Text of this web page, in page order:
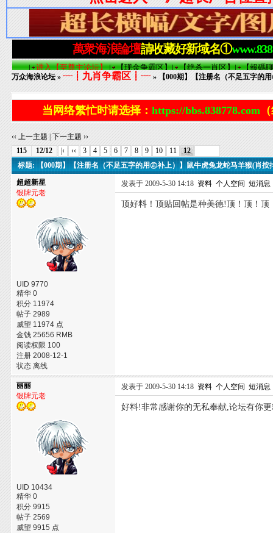
万众海浪论坛 »┈┋九肖争霸区┋┈» 【000期】【注册名（不足五字的
当网络繁忙时请选择： https://bbs.838778.com
‹‹ 上一主题 |下一主题 ››
115
12/12 |‹ ‹‹ 3 4 5 6 7 8 9 10 11
12
标题: 【000期】【注册名（不足五字的用㊣补上）】鼠牛虎兔龙蛇马羊猴(肖按
超超新星
银牌元老
UID 9770
精华 0
积分 11974
帖子 2989
威望 11974 点
金钱 25656 RMB
阅读权限 100
注册 2008-12-1
状态 离线
发表于 2009-5-30 14:18 资料 个人空间 短消息
顶好料！顶贴回帖是种美德!顶！顶！顶
丽丽
银牌元老
UID 10434
精华 0
积分 9915
帖子 2569
威望 9915 点
发表于 2009-5-30 14:18 资料 个人空间 短消息
好料!非常感谢你的无私奉献,论坛有你